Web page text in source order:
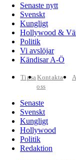
Senaste nytt
Svenskt
Kungligt
Hollywood &
Politik
Vi avslöjar
Kändisar A-Ö
TipsaKontakta
oss
Senaste
Svenskt
Kungligt
Hollywood
Politik
Redaktion